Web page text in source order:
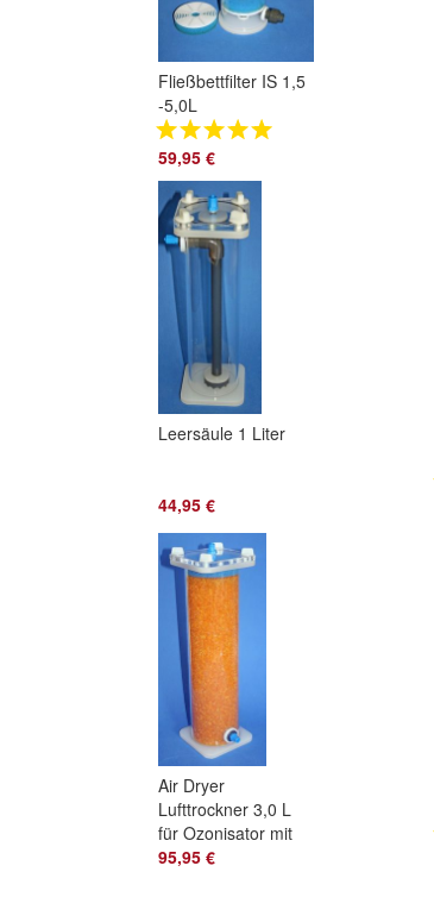
Fließbettfilter IS 1,5
-5,0L
59,95 €
Leersäule 1 Liter
44,95 €
Air Dryer
Lufttrockner 3,0 L
für Ozonisator mit
Orange
95,95 €